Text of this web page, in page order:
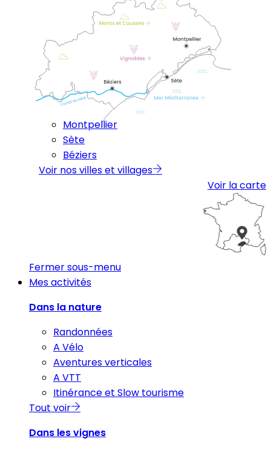
Montpellier
Sète
Béziers
Voir nos villes et villages
Voir la carte
Fermer sous-menu
Mes activités
Dans la nature
Randonnées
A Vélo
Aventures verticales
A VTT
Itinérance et Slow tourisme
Tout voir
Dans les vignes